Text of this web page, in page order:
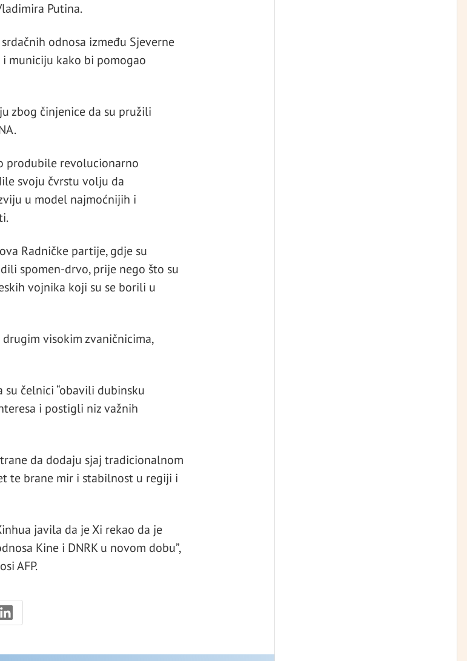
Putina.
odnosa između Sjeverne
municiju kako bi pomogao
zbog činjenice da su pružili
produbile revolucionarno
svoju čvrstu volju da
u model najmoćnijih i
Radničke partije, gdje su
spomen-drvo, prije nego što su
vojnika koji su se borili u
visokim zvaničnicima,
čelnici “obavili dubinsku
i postigli niz važnih
da dodaju sjaj tradicionalnom
te brane mir i stabilnost u regiji i
javila da je Xi rekao da je
Kine i DNRK u novom dobu”,
AFP.